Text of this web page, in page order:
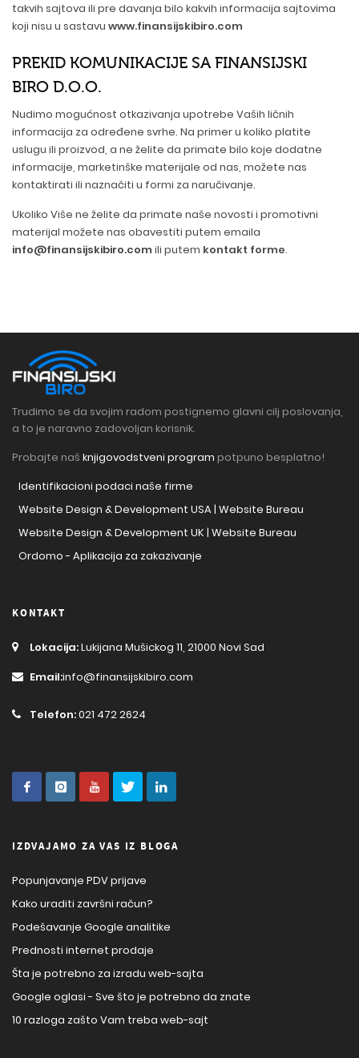
takvih sajtova ili pre davanja bilo kakvih informacija sajtovima
koji nisu u sastavu www.finansijskibiro.com
PREKID KOMUNIKACIJE SA FINANSIJSKI
BIRO D.O.O.
Nudimo mogućnost otkazivanja upotrebe Vaših ličnih
informacija za određene svrhe. Na primer u koliko platite
uslugu ili proizvod, a ne želite da primate bilo koje dodatne
informacije, marketinške materijale od nas, možete nas
kontaktirati ili naznačiti u formi za naručivanje.
Ukoliko Više ne želite da primate naše novosti i promotivni
materijal možete nas obavestiti putem emaila
info@finansijskibiro.comili putem kontakt forme.
Trudimo se da svojim radom postignemo glavni cilj poslovanja,
a to je naravno zadovoljan korisnik.
Probajte naš knjigovodstveni program potpuno besplatno!
Identifikacioni podaci naše firme
Website Design & Development USA | Website Bureau
Website Design & Development UK | Website Bureau
Ordomo - Aplikacija za zakazivanje
KONTAKT
Lokacija:Lukijana Mušickog 11, 21000 Novi Sad
Email:info@finansijskibiro.com
Telefon:021 472 2624
IZDVAJAMO ZA VAS IZ BLOGA
Popunjavanje PDV prijave
Kako uraditi završni račun?
Podešavanje Google analitike
Prednosti internet prodaje
Šta je potrebno za izradu web-sajta
Google oglasi - Sve što je potrebno da znate
10 razloga zašto Vam treba web-sajt